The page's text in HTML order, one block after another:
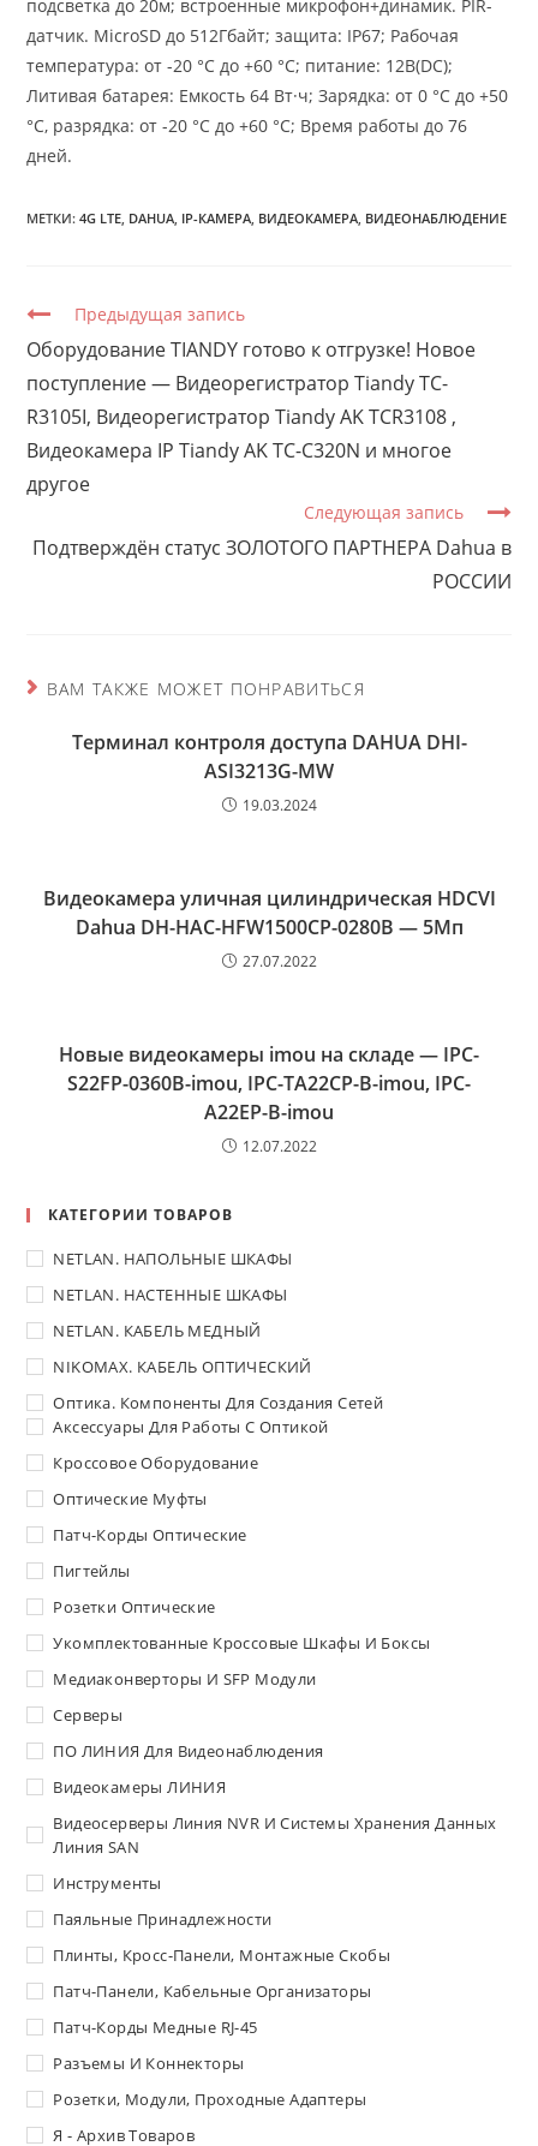
подсветка до 20м; встроенные микрофон+динамик. PIR-
датчик. MicroSD до 512Гбайт; защита: IP67; Рабочая
температура: от -20 °C до +60 °C; питание: 12В(DC);
Литивая батарея: Емкость 64 Вт·ч; Зарядка: от 0 °C до +50
°C, разрядка: от -20 °C до +60 °C; Время работы до 76
дней.
МЕТКИ:4G LTE, DAHUA, IP-КАМЕРА, ВИДЕОКАМЕРА, ВИДЕОНАБЛЮДЕНИЕ
П
р
о
д
о
л
ж
т
ч
Предыдущая запись
Оборудование TIANDY готово к отгрузке! Новое
поступление — Видеорегистратор Tiandy TC-
R3105I, Видеорегистратор Tiandy AK TCR3108 ,
Видеокамера IP Tiandy AK TC-C320N и многое
другое
Следующая запись
Подтверждён статус ЗОЛОТОГО ПАРТНЕРА Dahua в
РОССИИ
ВАМ ТАКЖЕ МОЖЕТ ПОНРАВИТЬСЯ
Терминал контроля доступа DAHUA DHI-
ASI3213G-MW
19.03.2024
Видеокамера уличная цилиндрическая HDCVI
Dahua DH-HAC-HFW1500CP-0280B — 5Мп
27.07.2022
Новые видеокамеры imou на складе — IPC-
S22FP-0360B-imou, IPC-TA22CP-B-imou, IPC-
A22EP-B-imou
12.07.2022
КАТЕГОРИИ ТОВАРОВ
NETLAN. НАПОЛЬНЫЕ ШКАФЫ
NETLAN. НАСТЕННЫЕ ШКАФЫ
NETLAN. КАБЕЛЬ МЕДНЫЙ
NIKOMAX. КАБЕЛЬ ОПТИЧЕСКИЙ
Оптика. Компоненты Для Создания Сетей
Аксессуары Для Работы С Оптикой
Кроссовое Оборудование
Оптические Муфты
Патч-Корды Оптические
Пигтейлы
Розетки Оптические
Укомплектованные Кроссовые Шкафы И Боксы
Медиаконверторы И SFP Модули
Серверы
ПО ЛИНИЯ Для Видеонаблюдения
Видеокамеры ЛИНИЯ
Видеосерверы Линия NVR И Системы Хранения Данных
Линия SAN
Инструменты
Паяльные Принадлежности
Плинты, Кросс-Панели, Монтажные Скобы
Патч-Панели, Кабельные Организаторы
Патч-Корды Медные RJ-45
Разъемы И Коннекторы
Розетки, Модули, Проходные Адаптеры
Я - Архив Товаров